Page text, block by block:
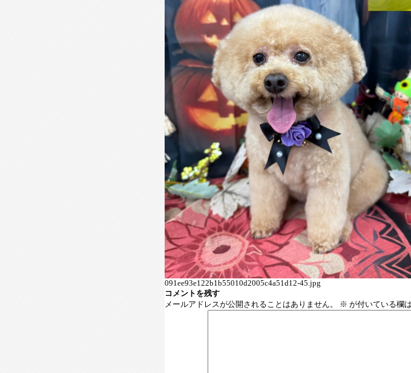
091ee93e122b1b55010d2005c4a51d12-45.jpg
コメントを残す
メールアドレスが公開されることはありません。
※ が付いている欄